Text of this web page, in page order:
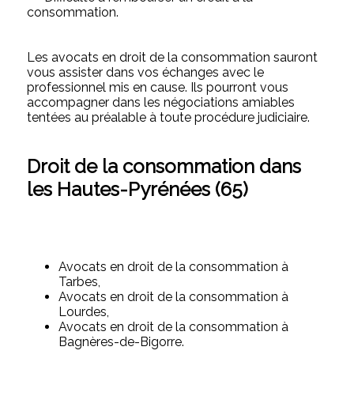
consommation.
Les avocats en droit de la consommation sauront
vous assister dans vos échanges avec le
professionnel mis en cause. Ils pourront vous
accompagner dans les négociations amiables
tentées au préalable à toute procédure judiciaire.
Droit de la consommation dans
les Hautes-Pyrénées (65)
Avocats en droit de la consommation à
Tarbes,
Avocats en droit de la consommation à
Lourdes,
Avocats en droit de la consommation à
Bagnères-de-Bigorre.